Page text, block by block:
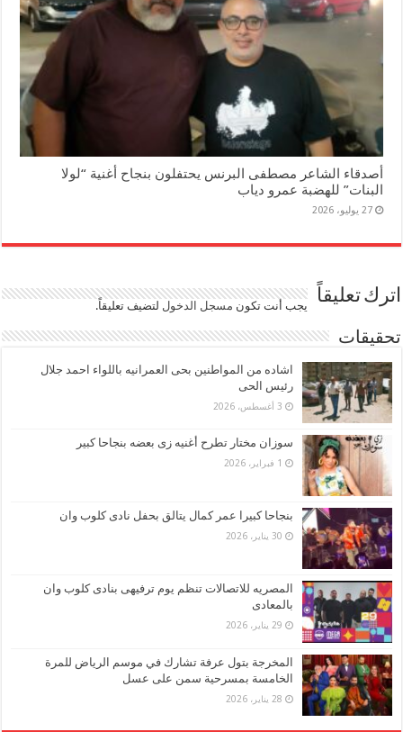
أصدقاء الشاعر مصطفى البرنس يحتفلون بنجاح أغنية “لولا
البنات” للهضبة عمرو دياب
27 يوليو، 2026
اترك تعليقاً يجب أنت تكون مسجل الدخول لتضيف تعليقاً.
تحقيقات
اشاده من المواطنين بحى العمرانيه باللواء احمد جلال
رئيس الحى
3 أغسطس، 2026
سوزان مختار تطرح أغنيه زى بعضه بنجاحا كبير
1 فبراير، 2026
بنجاحا كبيرا عمر كمال يتالق بحفل نادى كلوب وان
30 يناير، 2026
المصريه للاتصالات تنظم يوم ترفيهى بنادى كلوب وان
بالمعادى
29 يناير، 2026
المخرجة بتول عرفة تشارك في موسم الرياض للمرة
الخامسة بمسرحية سمن على عسل
28 يناير، 2026